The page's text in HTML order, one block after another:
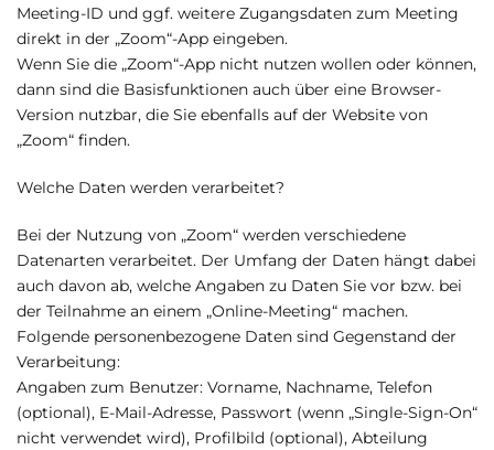
Meeting-ID und ggf. weitere Zugangsdaten zum Meeting
direkt in der „Zoom“-App eingeben.
Wenn Sie die „Zoom“-App nicht nutzen wollen oder können,
dann sind die Basisfunktionen auch über eine Browser-
Version nutzbar, die Sie ebenfalls auf der Website von
„Zoom“ finden.
Welche Daten werden verarbeitet?
Bei der Nutzung von „Zoom“ werden verschiedene
Datenarten verarbeitet. Der Umfang der Daten hängt dabei
auch davon ab, welche Angaben zu Daten Sie vor bzw. bei
der Teilnahme an einem „Online-Meeting“ machen.
Folgende personenbezogene Daten sind Gegenstand der
Verarbeitung:
Angaben zum Benutzer: Vorname, Nachname, Telefon
(optional), E-Mail-Adresse, Passwort (wenn „Single-Sign-On“
nicht verwendet wird), Profilbild (optional), Abteilung